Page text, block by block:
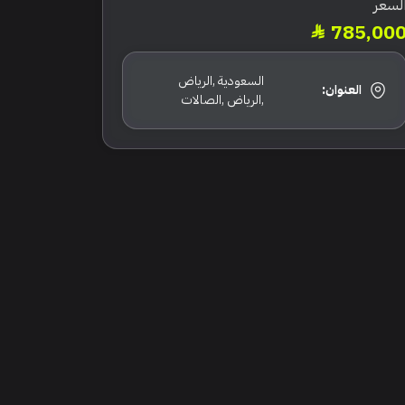
العنوان:
السعودية ,الرياض
,الرياض ,الصالات